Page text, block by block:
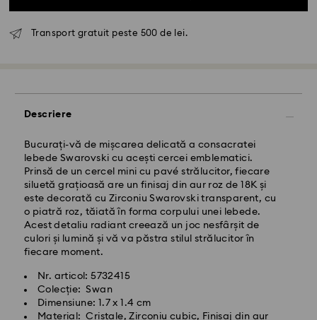
Transport gratuit peste 500 de lei.
Descriere
Bucurați-vă de mișcarea delicată a consacratei
lebede Swarovski cu acești cercei emblematici.
Prinsă de un cercel mini cu pavé strălucitor, fiecare
siluetă grațioasă are un finisaj din aur roz de 18K și
este decorată cu Zirconiu Swarovski transparent, cu
o piatră roz, tăiată în forma corpului unei lebede.
Acest detaliu radiant creează un joc nesfârșit de
culori și lumină și vă va păstra stilul strălucitor în
fiecare moment.
Nr. articol: 5732415
Colecție: Swan
Dimensiune: 1.7 x 1.4 cm
Material: Cristale, Zirconiu cubic, Finisaj din aur
10:00 CET vor fi procesate și expediate în aceeași zi
Termen de livrare standard: 4 zile lucrătoare după
procesare și expediere
Costul de expediere standard: RON 30
Livrare standard gratuită peste: RON 500
Livrare expres - FedEx
Comenzile plasate de luni până vineri până la ora
14:30 CET vor fi procesate și expediate în aceeași zi
lucrătoare.
Timp de livrare expres: 1-2 zi lucrătoare după
procesare și expediere